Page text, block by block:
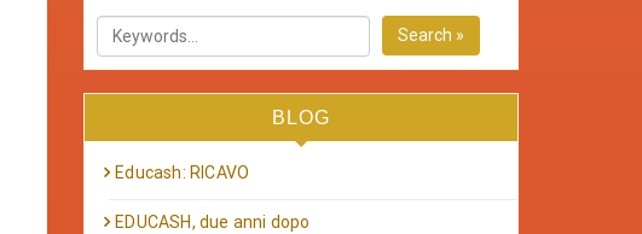
Search »
BLOG
Educash: RICAVO
EDUCASH, due anni dopo